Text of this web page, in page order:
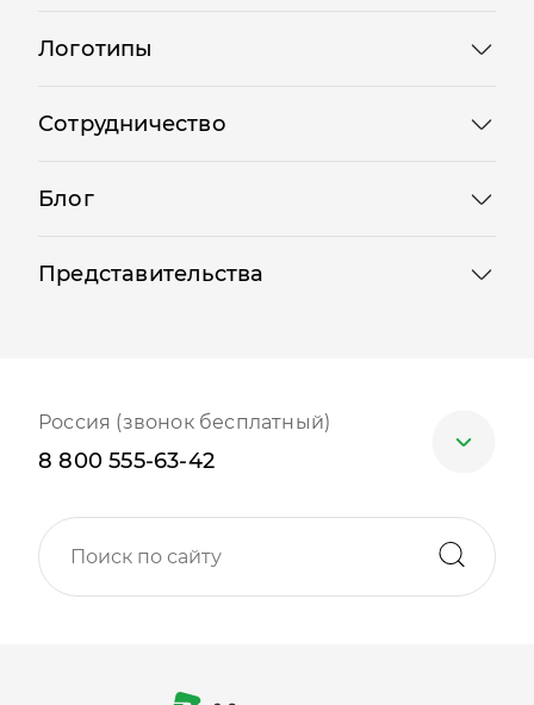
Логотипы
Сотрудничество
Блог
Представительства
Россия (звонок бесплатный)
8 800 555-63-42